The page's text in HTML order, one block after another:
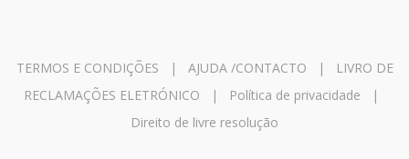
TERMOS E CONDIÇÕES | AJUDA /CONTACTO |
LIVRO DE
RECLAMAÇÕES ELETRÓNICO | Política de privacidade |
Direito de livre resolução